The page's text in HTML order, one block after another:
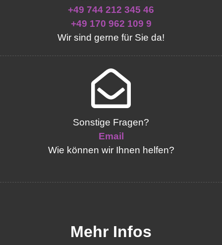
+49 744 212 345 46
+49 170 962 109 9
Wir sind gerne für Sie da!
Sonstige Fragen?
Email
Wie können wir Ihnen helfen?
Mehr Infos